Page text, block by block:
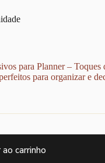
para Planner – Toques
para organizar e
carrinho